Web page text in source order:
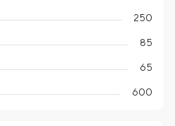
250
85
65
600